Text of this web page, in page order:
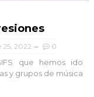
2022 0
que hemos ido
y grupos de música